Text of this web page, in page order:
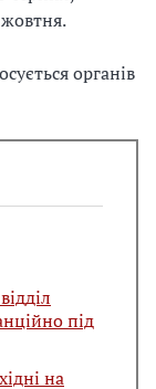
органів
під
на